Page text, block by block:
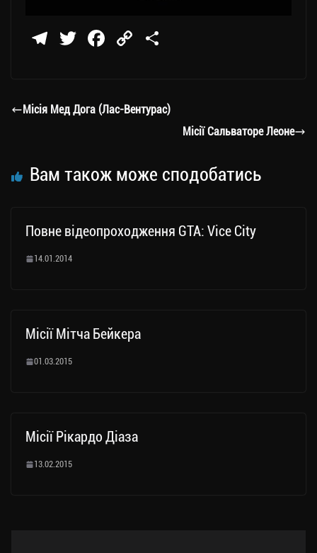
Te
a
T
er
Fa
ok
C
Li ли
ти
Місія Мед Дога (Лас-Вентурас)
Місії Сальваторе Леоне
Вам також може сподобатись
Повне відеопроходження GTA: Vice City
14.01.2014
Місії Мітча Бейкера
01.03.2015
Місії Рікардо Діаза
13.02.2015